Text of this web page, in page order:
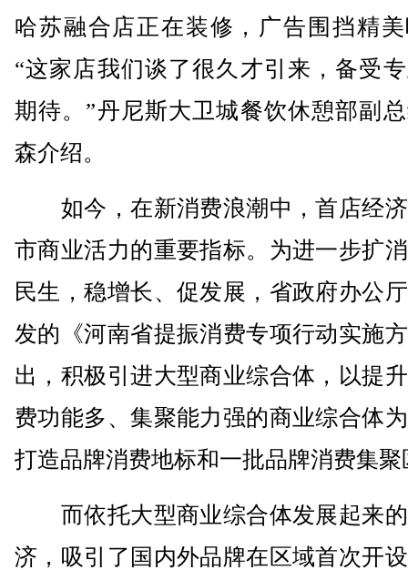
哈苏融合店正在装修，广告围挡精
“这家店我们谈了很久才引来，备受
期待。”丹尼斯大卫城餐饮休憩部副
森介绍。
如今，在新消费浪潮中，首店经
市商业活力的重要指标。为进一步扩
民生，稳增长、促发展，省政府办公
发的《河南省提振消费专项行动实施
出，积极引进大型商业综合体，以提
费功能多、集聚能力强的商业综合体
打造品牌消费地标和一批品牌消费集聚
而依托大型商业综合体发展起来
济，吸引了国内外品牌在区域首次开